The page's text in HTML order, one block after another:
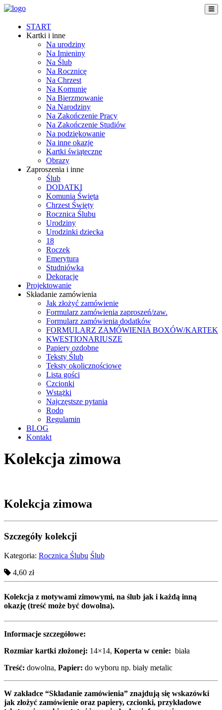
START
Kartki i inne
Na urodziny
Na Imieniny
Na Ślub
Na Rocznicę
Na Chrzest
Na Komunię
Na Bierzmowanie
Na Narodziny
Na Zakończenie Pracy
Na Zakończenie Studiów
Na podziękowanie
Na inne okazje
Kartki świąteczne
Obrazy
Zaproszenia i inne
Ślub
DODATKI
Komunia Święta
Chrzest Święty
Rocznica Ślubu
Urodziny
Urodzinki dziecka
18
Roczek
Emerytura
Studniówka
Dekoracje
Projektowanie
Składanie zamówienia
Jak złożyć zamówienie
Formularz zamówienia zaproszeń/zaw.
Formularz zamówienia dodatków
FORMULARZ ZAMÓWIENIA BOXÓW/KARTEK
KWESTIONARIUSZE
Papiery ozdobne
Teksty Ślub
Teksty okolicznościowe
Lista gości
Czcionki
Wstążki
Najczęstsze pytania
Rodo
Regulamin
BLOG
Kontakt
Kolekcja zimowa
Kolekcja zimowa
Szczegóły kolekcji
Kategoria: Rocznica Ślubu Ślub
4,60 zł
Kolekcja z motywami zimowymi, na ślub jak i każdą inną
okazję (treść może być dowolna).
Informacje szczegółowe:
Rozmiar kartki złożonej: 14×14, Koperta w cenie: biała
Treść: dowolna, Papier: do wyboru np. biały metalic
W zakładce “Składanie zamówienia” znajdują się wskazówki
jak złożyć zamówienie oraz papiery, czcionki, przykładowe